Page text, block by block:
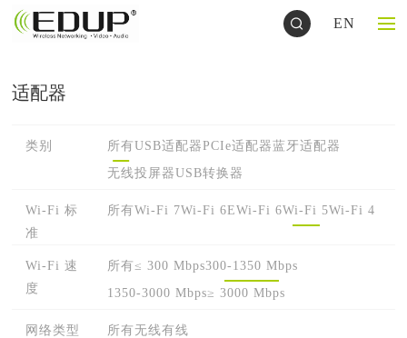
EN
适配器
类别 所有USB适配器PCIe适配器蓝牙适配器
无线投屏器USB转换器
Wi-Fi 标
准
所有Wi-Fi 7Wi-Fi 6EWi-Fi 6Wi-Fi 5Wi-Fi 4
Wi-Fi 速
度
所有≤ 300 Mbps300-1350 Mbps
1350-3000 Mbps≥ 3000 Mbps
网络类型 所有 无线有线